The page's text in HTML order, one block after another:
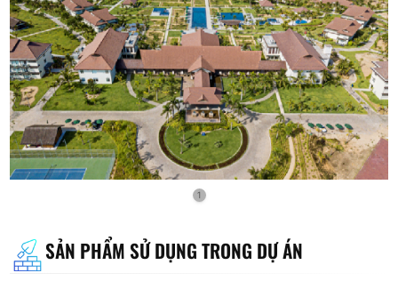
1
SẢN PHẨM SỬ DỤNG TRONG DỰ ÁN